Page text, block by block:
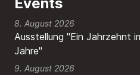
8. August 2026
Ausstellung "Ein Jahrzehnt
Jahre"
9. August 2026